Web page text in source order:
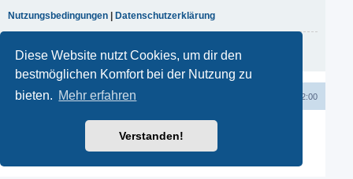
Diese Website nutzt Cookies, um dir den
bestmöglichen Komfort bei der Nutzung zu
bieten. Mehr erfahren
Verstanden!
Nutzungsbedingungen | Datenschutzerklärung
Registrieren
Startseite Startseite UTC+02:00
Powered by
® Forum Software © phpBB Limited
Deutsche Übersetzung durch
phpBB SiteMaker